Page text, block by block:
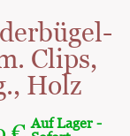
Clips,
Holz
Auf Lager -